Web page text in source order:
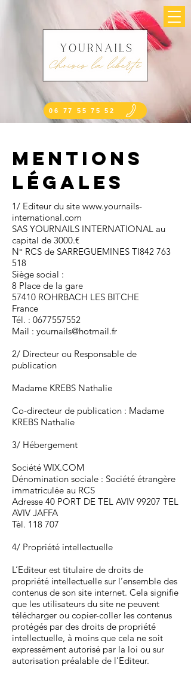
06 77 55 75 52
Mentions
légales
1/ Editeur du site www.yournails-
international.com
SAS YOURNAILS INTERNATIONAL au
capital de 3000.€
N° RCS de SARREGUEMINES TI842 763
518
Siège social :
8 Place de la gare
57410 ROHRBACH LES BITCHE
France
Tél. : 0677557552
Mail : yournails@hotmail.fr
2/ Directeur ou Responsable de
publication
Madame KREBS Nathalie
Co-directeur de publication : Madame
KREBS Nathalie
3/ Hébergement
Société WIX.COM
Dénomination sociale : Société étrangère
immatriculée au RCS
Adresse 40 PORT DE TEL AVIV 99207 TEL
AVIV JAFFA
Tèl. 118 707
4/ Propriété intellectuelle
L’Editeur est titulaire de droits de
propriété intellectuelle sur l’ensemble des
contenus de son site internet. Cela signifie
que les utilisateurs du site ne peuvent
télécharger ou copier-coller les contenus
protégés par des droits de propriété
intellectuelle, à moins que cela ne soit
expressément autorisé par la loi ou sur
autorisation préalable de l’Editeur.